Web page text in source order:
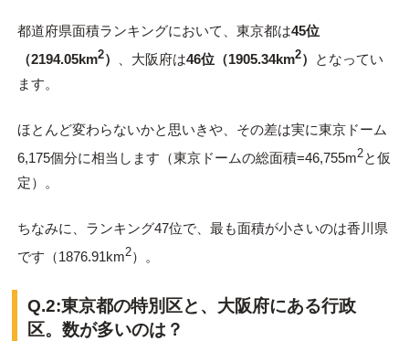
都道府県面積ランキングにおいて、東京都は45位
（2194.05km2） 、大阪府は46位（1905.34km2）
となってい
ます。
ほとんど変わらないかと思いきや、その差は実に東京ドーム
6,175個分に相当します（東京ドームの総面積=46,755m2と仮
定）。
ちなみに、ランキング47位で、最も面積が小さいのは香川県
です（1876.91km2）。
Q.2:東京都の特別区と、大阪府にある行政
区。数が多いのは？